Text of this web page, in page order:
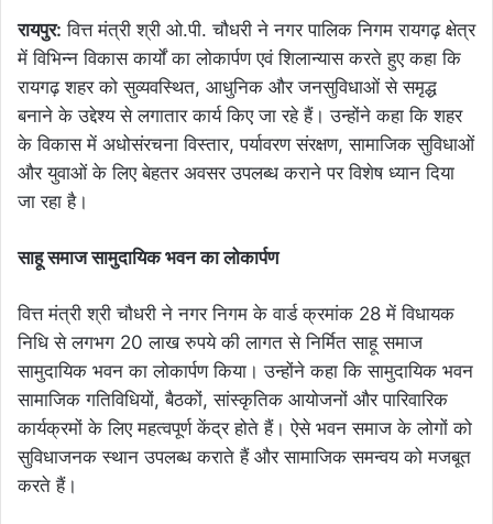
रायपुर: वित्त मंत्री श्री ओ.पी. चौधरी ने नगर पालिक निगम रायगढ़ क्षेत्र
में विभिन्न विकास कार्यों का लोकार्पण एवं शिलान्यास करते हुए कहा कि
रायगढ़ शहर को सुव्यवस्थित, आधुनिक और जनसुविधाओं से समृद्ध
बनाने के उद्देश्य से लगातार कार्य किए जा रहे हैं। उन्होंने कहा कि शहर
के विकास में अधोसंरचना विस्तार, पर्यावरण संरक्षण, सामाजिक सुविधाओं
और युवाओं के लिए बेहतर अवसर उपलब्ध कराने पर विशेष ध्यान दिया
जा रहा है।
साहू समाज सामुदायिक भवन का लोकार्पण
वित्त मंत्री श्री चौधरी ने नगर निगम के वार्ड क्रमांक 28 में विधायक
निधि से लगभग 20 लाख रुपये की लागत से निर्मित साहू समाज
सामुदायिक भवन का लोकार्पण किया। उन्होंने कहा कि सामुदायिक भवन
सामाजिक गतिविधियों, बैठकों, सांस्कृतिक आयोजनों और पारिवारिक
कार्यक्रमों के लिए महत्वपूर्ण केंद्र होते हैं। ऐसे भवन समाज के लोगों को
सुविधाजनक स्थान उपलब्ध कराते हैं और सामाजिक समन्वय को मजबूत
करते हैं।